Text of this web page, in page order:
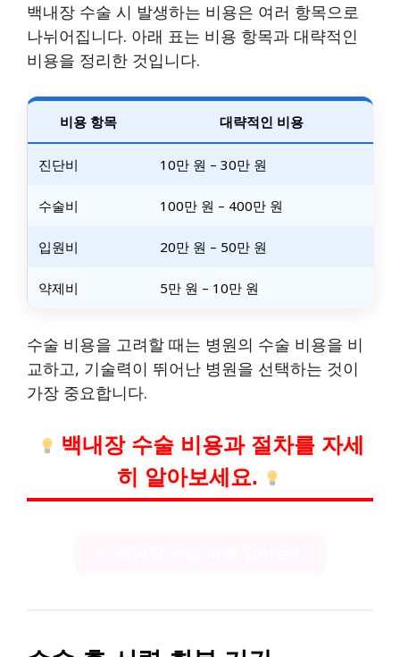
백내장 수술 시 발생하는 비용은 여러 항목으로
나뉘어집니다. 아래 표는 비용 항목과 대략적인
비용을 정리한 것입니다.
비용 항목 대략적인 비용
진단비 10만 원 – 30만 원
수술비 100만 원 – 400만 원
입원비 20만 원 – 50만 원
약제비 5만 원 – 10만 원
수술 비용을 고려할 때는 병원의 수술 비용을 비
교하고, 기술력이 뛰어난 병원을 선택하는 것이
가장 중요합니다.
백내장 수술 비용과 절차를 자세
히 알아보세요.